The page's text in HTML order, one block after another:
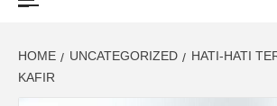
HOME UNCATEGORIZED
HATI-HATI
KAFIR